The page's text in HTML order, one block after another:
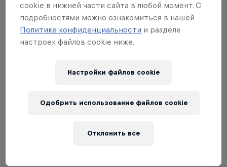
cookie в нижней части сайта в любой момент. С
подробностями можно ознакомиться в нашей
Политике конфиденциальности и разделе
настроек файлов cookie ниже.
Настройки файлов cookie
Отклонить все
Одобрить использование файлов cookie